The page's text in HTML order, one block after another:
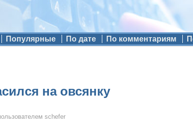
Популярные По дате По комментариям
на овсянку
schefer